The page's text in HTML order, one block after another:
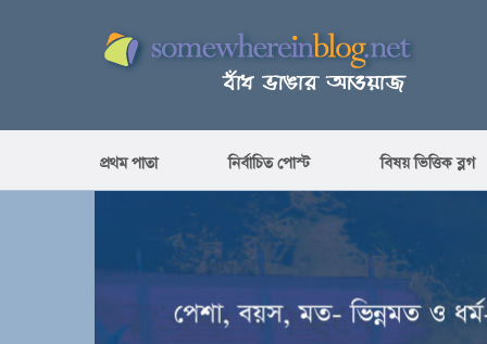
প্রথম পাতা নির্বাচিত পোস্ট বিষয় ভিত্তিক ব্লগ